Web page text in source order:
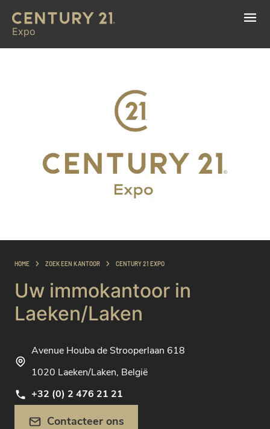
Expo
HOME ZOEK EEN KANTOOR CENTURY 21 EXPO
Uw immokantoor in
Laeken/Laken
Avenue Houba de Strooperlaan 618
1020 Laeken/Laken, België
+32 (0) 2 476 21 21
Contacteer ons